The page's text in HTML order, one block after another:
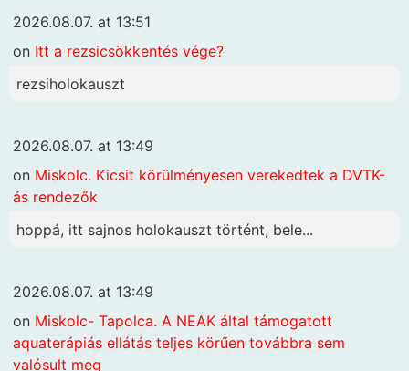
2026.08.07. at 13:51
on Itt a rezsicsökkentés vége?
rezsiholokauszt
2026.08.07. at 13:49
on Miskolc. Kicsit körülményesen verekedtek a DVTK-
ás rendezők
hoppá, itt sajnos holokauszt történt, bele...
2026.08.07. at 13:49
on Miskolc- Tapolca. A NEAK által támogatott
aquaterápiás ellátás teljes körűen továbbra sem
valósult meg